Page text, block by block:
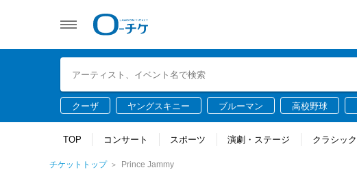
クーザ ヤングスキニー ブルーマン 高校野球
TOP コンサート スポーツ 演劇・ステージ クラシッ
チケットトップ Prince Jammy